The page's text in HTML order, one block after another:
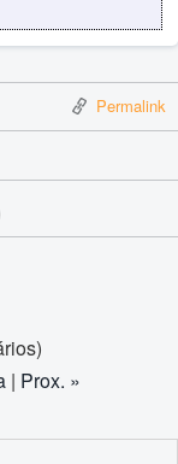
Permalink
| Prox. »